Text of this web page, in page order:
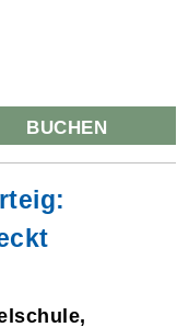
BUCHEN